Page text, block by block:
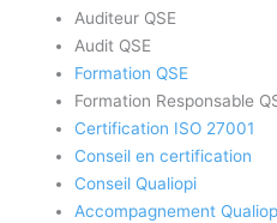
Auditeur QSE
Audit QSE
Formation QSE
Formation Responsable
Certification ISO 27001
Conseil en certification
Conseil Qualiopi
Accompagnement